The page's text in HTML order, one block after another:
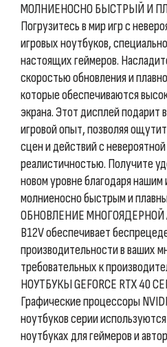
МОЛНИЕНОСНО БЫСТРЫЙ И
Погрузитесь в мир игр с
игровых ноутбуков,
настоящих геймеров.
скоростью обновления и
которые обеспечиваются
экрана. Этот дисплей подарит
игровой опыт, позволяя
сцен и действий с
реалистичностью. Получите
новом уровне благодаря
молниеносно быстрым и
ОБНОВЛЕНИЕ МНОГОЯДЕРНОЙ
B12V обеспечивает
производительности в ваших
требовательных к
НОУТБУКЫ GEFORCE RTX 40
Графические процессоры
ноутбуков серии
ноутбуках для геймеров и